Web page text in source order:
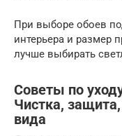
При выборе обоев
интерьера и размер
лучше выбирать
Советы по
Чистка,
вида